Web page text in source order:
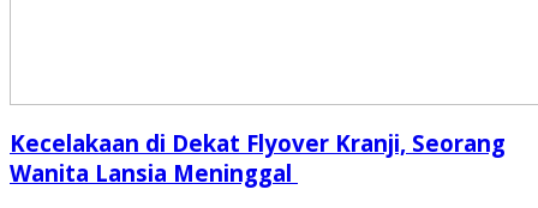
Kecelakaan di Dekat Flyover Kranji, Seorang
Wanita Lansia Meninggal